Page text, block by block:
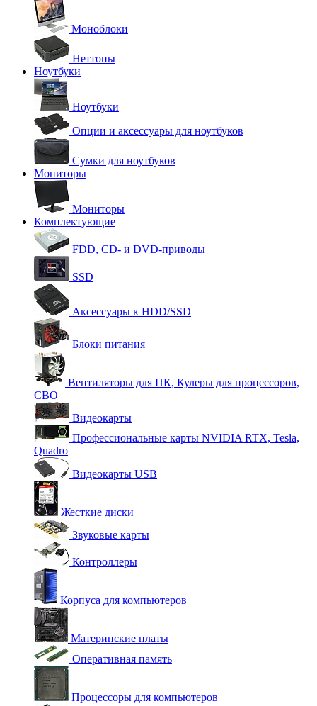
Моноблоки
Неттопы
Ноутбуки
Ноутбуки
Опции и аксессуары для ноутбуков
Сумки для ноутбуков
Мониторы
Мониторы
Комплектующие
FDD, CD- и DVD-приводы
SSD
Аксессуары к HDD/SSD
Блоки питания
Вентиляторы для ПК, Кулеры для процессоров,
СВО
Видеокарты
Профессиональные карты NVIDIA RTX, Tesla,
Quadro
Видеокарты USB
Жесткие диски
Звуковые карты
Контроллеры
Корпуса для компьютеров
Материнские платы
Оперативная память
Процессоры для компьютеров